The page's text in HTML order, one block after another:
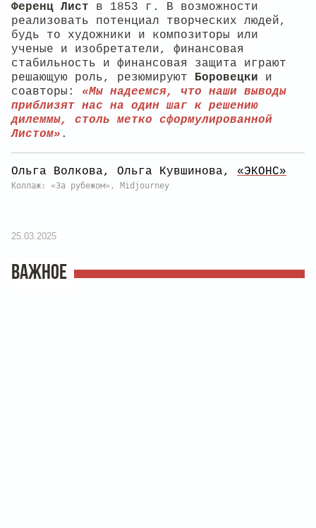
Ференц Лист в 1853 г. В возможности
реализовать потенциал творческих людей,
будь то художники и композиторы или
ученые и изобретатели, финансовая
стабильность и финансовая защита играют
решающую роль, резюмируют Боровецки и
соавторы: «Мы надеемся, что наши выводы
приблизят нас на один шаг к решению
дилеммы, столь метко сформулированной
Листом» .
Ольга Волкова, Ольга Кувшинова, «ЭКОНС»
Коллаж: «За рубежом», Midjourney
25.03.2025
ВАЖНОЕ